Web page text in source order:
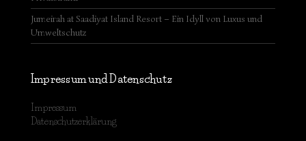
Jumeirah at Saadiyat Island Resort – Ein Idyll von Luxus und
Umweltschutz
Impressum und Datenschutz
Impressum
Datenschutzerklärung